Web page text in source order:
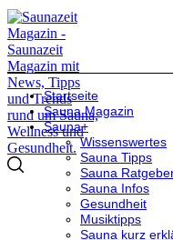
Startseite
Sauna Magazin
Sauna+
Wissenswertes
Sauna Tipps
Sauna
Sauna Infos
Gesundheit
Musiktipps
Sauna kurz